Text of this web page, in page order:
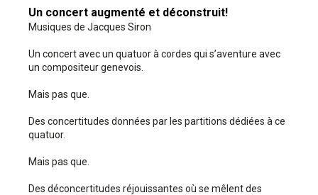
Un concert augmenté et déconstruit!
Musiques de Jacques Siron
Un concert avec un quatuor à cordes qui s’aventure avec
un compositeur genevois.
Mais pas que.
Des concertitudes données par les partitions dédiées à ce
quatuor.
Mais pas que.
Des déconcertitudes réjouissantes où se mêlent des